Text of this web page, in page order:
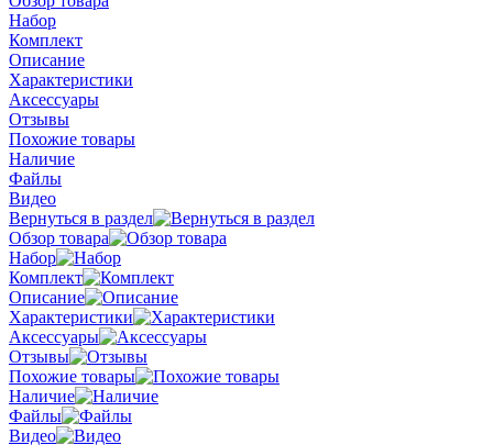
Набор
Комплект
Описание
Характеристики
Аксессуары
Отзывы
Похожие товары
Наличие
Файлы
Видео
Вернуться в раздел
Обзор товара
Набор
Комплект
Описание
Характеристики
Аксессуары
Отзывы
Похожие товары
Наличие
Файлы
Видео